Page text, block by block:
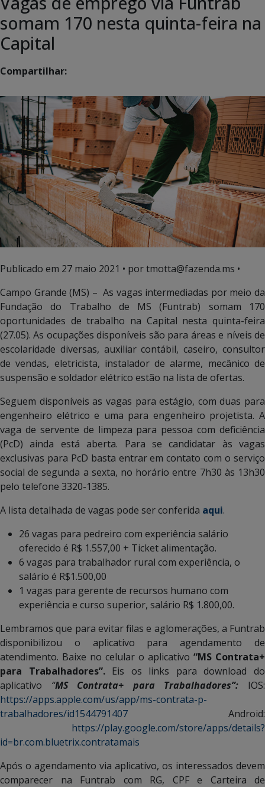
somam 170 nesta quinta-feira na
Capital
Compartilhar:
Publicado em 27 maio 2021 • por tmotta@fazenda.ms •
Campo Grande (MS) – As vagas intermediadas por meio da
Fundação do Trabalho de MS (Funtrab) somam 170
oportunidades de trabalho na Capital nesta quinta-feira
(27.05). As ocupações disponíveis são para áreas e níveis de
escolaridade diversas, auxiliar contábil, caseiro, consultor
de vendas, eletricista, instalador de alarme, mecânico de
suspensão e soldador elétrico estão na lista de ofertas.
Seguem disponíveis as vagas para estágio, com duas para
engenheiro elétrico e uma para engenheiro projetista. A
vaga de servente de limpeza para pessoa com deficiência
(PcD) ainda está aberta. Para se candidatar às vagas
exclusivas para PcD basta entrar em contato com o serviço
social de segunda a sexta, no horário entre 7h30 às 13h30
pelo telefone 3320-1385.
A lista detalhada de vagas pode ser conferida aqui.
26 vagas para pedreiro com experiência salário
oferecido é R$ 1.557,00 + Ticket alimentação.
6 vagas para trabalhador rural com experiência, o
salário é R$1.500,00
1 vagas para gerente de recursos humano com
experiência e curso superior, salário R$ 1.800,00.
Lembramos que para evitar filas e aglomerações, a Funtrab
disponibilizou o aplicativo para agendamento de
atendimento. Baixe no celular o aplicativo “MS Contrata+
para Trabalhadores”. Eis os links para download do
aplicativo “MS Contrata+ para Trabalhadores”: IOS:
https://apps.apple.com/us/app/ms-contrata-p-
trabalhadores/id1544791407 Android:
https://play.google.com/store/apps/details?
id=br.com.bluetrix.contratamais
Após o agendamento via aplicativo, os interessados devem
comparecer na Funtrab com RG, CPF e Carteira de